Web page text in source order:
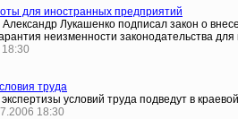
для иностранных предприятий
Лукашенко подписал закон о
неизменности законодательства
труда
экспертизы условий труда подведут в
18:30